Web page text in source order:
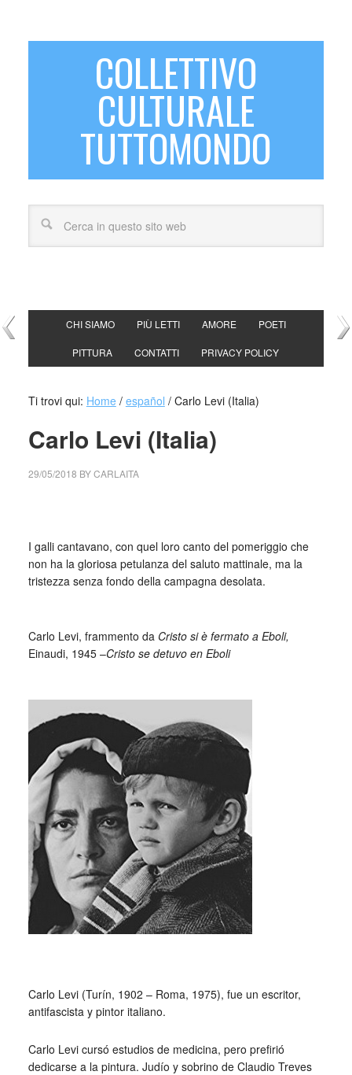
COLLETTIVO
CULTURALE
TUTTOMONDO
CHI SIAMO PIÙ LETTI AMORE POETI
PITTURA CONTATTI PRIVACY POLICY
Ti trovi qui: Home / español /Carlo Levi (Italia)
Carlo Levi (Italia)
29/05/2018 BYCARLAITA
I galli cantavano, con quel loro canto del pomeriggio che
non ha la gloriosa petulanza del saluto mattinale, ma la
tristezza senza fondo della campagna desolata.
Carlo Levi, frammento da Cristo si è fermato a Eboli,
Einaudi, 1945 –Cristo se detuvo en Eboli
Carlo Levi (Turín, 1902 – Roma, 1975), fue un escritor,
antifascista y pintor italiano.
Carlo Levi cursó estudios de medicina, pero prefirió
dedicarse a la pintura. Judío y sobrino de Claudio Treves